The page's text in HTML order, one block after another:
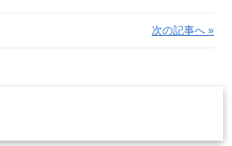
次の記事へ »